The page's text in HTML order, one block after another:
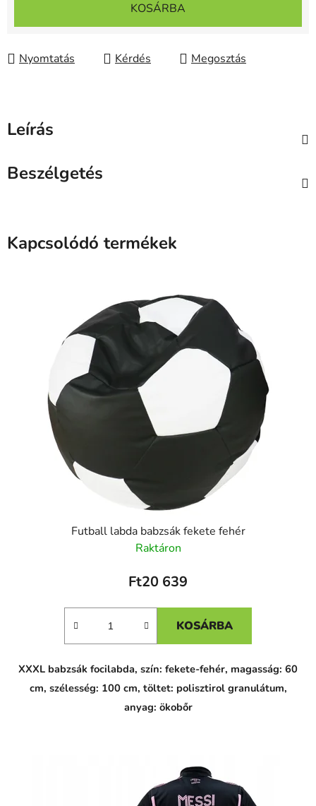
KOSÁRBA
Nyomtatás Kérdés Megosztás
Leírás
Beszélgetés
Kapcsolódó termékek
Futball labda babzsák fekete fehér
Raktáron
Ft20 639
KOSÁRBA
XXXL babzsák focilabda, szín: fekete-fehér, magasság: 60
cm, szélesség: 100 cm, töltet: polisztirol granulátum,
anyag: ökobőr